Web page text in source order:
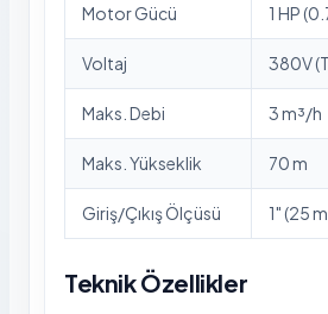
Motor Gücü 1 HP
Voltaj 380V
Maks. Debi 3 m³/h
Maks. Yükseklik 70 m
Giriş/Çıkış Ölçüsü 1" (25
Teknik Özellikler